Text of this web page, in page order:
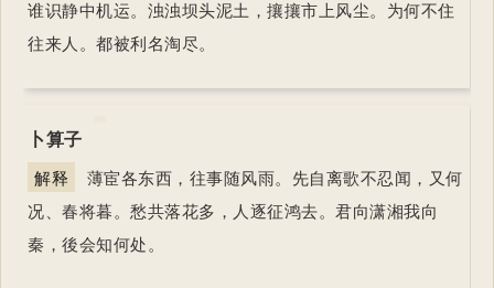
谁识静中机运。浊浊坝头泥土，攘攘市上风尘。为何不住
往来人。都被利名淘尽。
卜算子
解释
薄宦各东西，往事随风雨。先自离歌不忍闻，又何
况、春将暮。愁共落花多，人逐征鸿去。君向潇湘我向
秦，後会知何处。